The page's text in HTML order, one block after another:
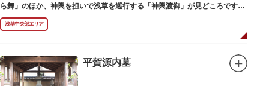
ら舞」のほか、神輿を担いで浅草を巡行する「神輿渡御」が見どころです。
町を練り歩く担ぎ手たちの威勢良い掛け声が響き渡り、浅草の町がまつり一
色に染まります。
6月の「夏越し（なごし）の大祓」では、茅草で作られた輪の中（茅の輪）
ら逃れ、福徳があると伝えられる行事です。
本殿には浅草寺のご本尊である聖観世音菩薩像を見つけた漁師の兄弟ととも
浅草中央部エリア
平賀源内墓